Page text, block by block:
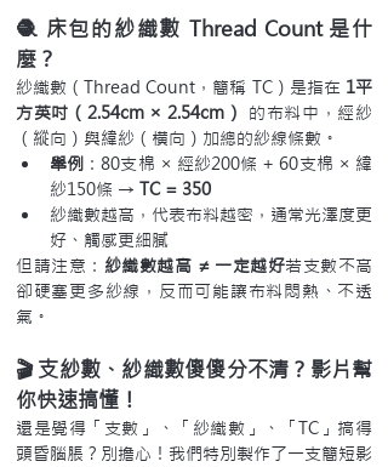
🧶 床包的紗織數 Thread Count 是什
麼？
紗織數（Thread Count，簡稱 TC）是指在 1平
方英吋（2.54cm × 2.54cm）
的布料中，經紗
（縱向）與緯紗（橫向）加總的紗線條數。
舉例 ：80支棉 × 經紗200條 + 60支棉 × 緯
紗150條 → TC = 350
紗織數越高，代表布料越密，通常光澤度更
好、觸感更細膩
但請注意： 紗織數越高 ≠ 一定越好若支數不高
卻硬塞更多紗線，反而可能讓布料悶熱、不透
氣。
🎬 支紗數、紗織數傻傻分不清？影片幫
你快速搞懂！
還是覺得「支數」、「紗織數」、「TC」搞得
頭昏腦脹？別擔心！我們特別製作了一支簡短影